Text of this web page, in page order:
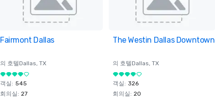
Removed from favorites
Fairmont Dallas
의 호텔Dallas, TX
객실 : 545
회의실 : 27
Removed from favorites
The Westin Dallas Downtown
의 호텔Dallas, TX
객실 : 326
회의실 : 20